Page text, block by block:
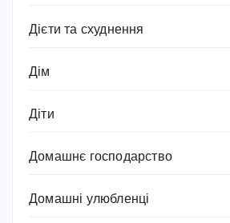
Дієти та схуднення
Дім
Діти
Домашнє господарство
Домашні улюбленці